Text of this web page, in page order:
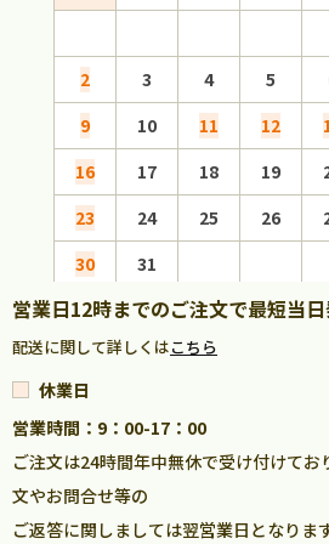
2
3 4 5
9
10 11 12
16
17 18 19
23
24 25 26
30
31
営業日12時までのご注文で最短当日
配送に関して詳しくはこちら
休業日
営業時間：9：00-17：00
ご注文は24時間年中無休で受け付けて
文やお問合せ等の
ご返答に関しましては翌営業日となります